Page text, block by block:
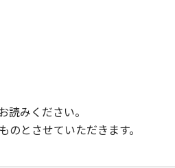
みください。
とさせていただきます。